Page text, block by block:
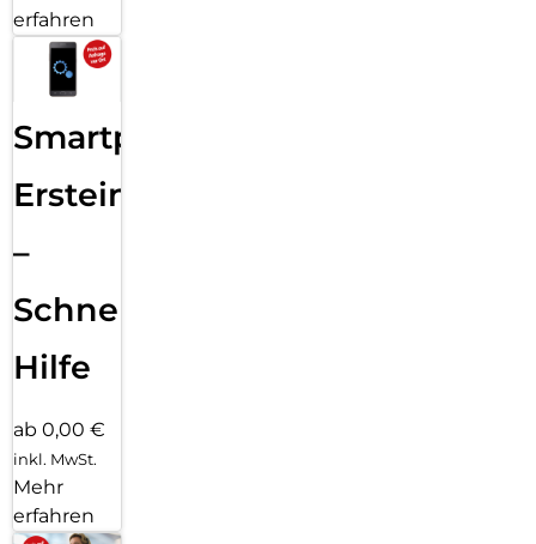
erfahren
Smartphone
Ersteinrichtung
–
Schnelle
Hilfe
ab 0,00 €
inkl. MwSt.
Mehr
erfahren